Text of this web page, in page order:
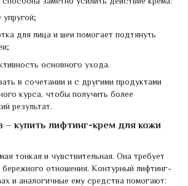
для лица и шеи помогает подтянуть
основного ухода.
в сочетании и с другими продуктами
курса, чтобы получить более
результат.
– купить лифтинг-крем для кожи
тонкая и чувствительная. Она требует
отношения. Контурный лифтинг-
и аналогичные ему средства помогают: